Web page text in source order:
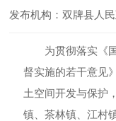
发布机构： 双牌县人
为贯彻落实《
督实施的若干意见
土空间开发与保护
镇、茶林镇、江村